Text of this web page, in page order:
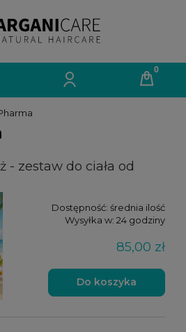
- zestaw do ciała od
Dostępność: średnia ilość
Wysyłka w: 24 godziny
85,00 zł
Do koszyka